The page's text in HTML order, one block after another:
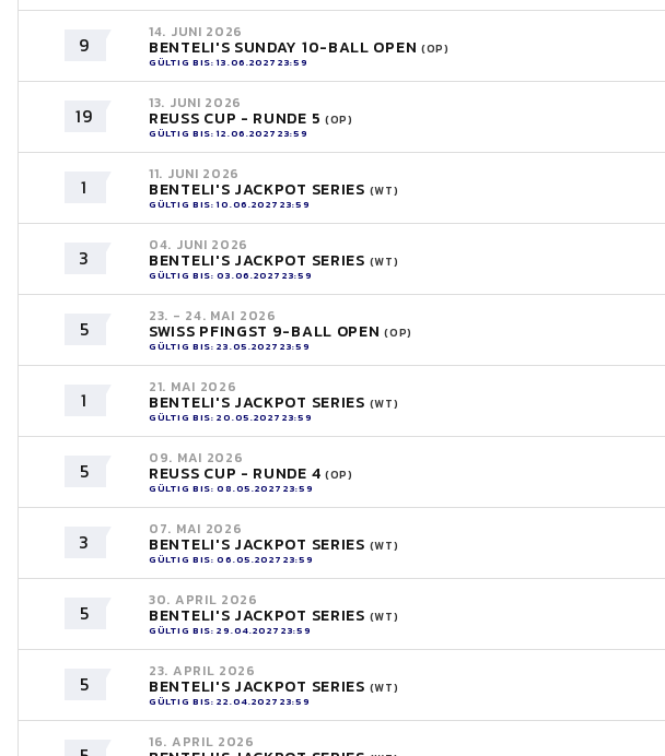
9
14. JUNI 2026
BENTELI'S SUNDAY 10-BALL OPEN (OP)
GÜLTIG BIS: 13.06.2027 23:59
19
13. JUNI 2026
REUSS CUP - RUNDE 5 (OP)
GÜLTIG BIS: 12.06.2027 23:59
1
11. JUNI 2026
BENTELI'S JACKPOT SERIES (WT)
GÜLTIG BIS: 10.06.2027 23:59
3
04. JUNI 2026
BENTELI'S JACKPOT SERIES (WT)
GÜLTIG BIS: 03.06.2027 23:59
5
23. - 24. MAI 2026
SWISS PFINGST 9-BALL OPEN(OP)
GÜLTIG BIS: 23.05.2027 23:59
1
21. MAI 2026
BENTELI'S JACKPOT SERIES (WT)
GÜLTIG BIS: 20.05.2027 23:59
5
09. MAI 2026
REUSS CUP - RUNDE 4 (OP)
GÜLTIG BIS: 08.05.2027 23:59
3
07. MAI 2026
BENTELI'S JACKPOT SERIES (WT)
GÜLTIG BIS: 06.05.2027 23:59
5
30. APRIL 2026
BENTELI'S JACKPOT SERIES (WT)
GÜLTIG BIS: 29.04.2027 23:59
5
23. APRIL 2026
BENTELI'S JACKPOT SERIES (WT)
GÜLTIG BIS: 22.04.2027 23:59
16. APRIL 2026